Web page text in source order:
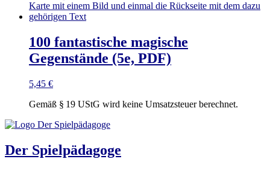
100 fantastische magische
Gegenstände (5e, PDF)
5,45 €
Gemäß § 19 UStG wird keine Umsatzsteuer berechnet.
Der Spielpädagoge